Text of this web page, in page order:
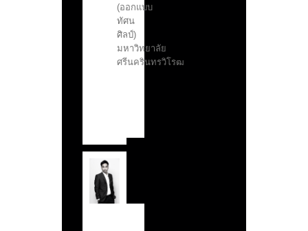
(ออกแบบ
ทัศน
ศิลป์)
มหาวิทยาลัย
ศรีนครินทรวิโรฒ